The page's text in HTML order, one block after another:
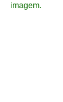
imagem.